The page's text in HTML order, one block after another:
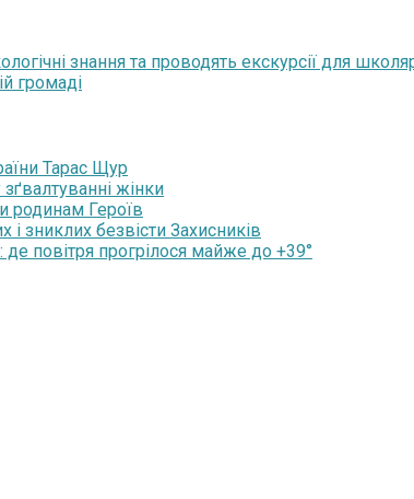
знання та проводять екскурсії для
громаді
Тарас Щур
жінки
родинам Героїв
і зниклих безвісти Захисників
повітря прогрілося майже до +39°